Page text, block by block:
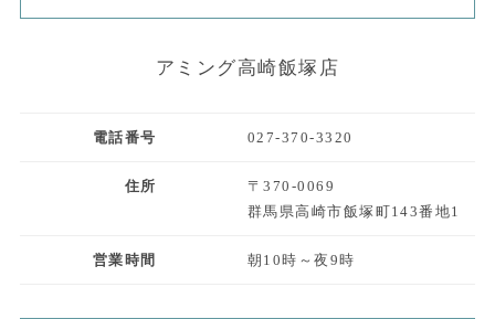
アミング高崎飯塚店
電話番号 027-370-3320
住所
〒370-0069
群馬県高崎市飯塚町143番地1
営業時間 朝10時～夜9時